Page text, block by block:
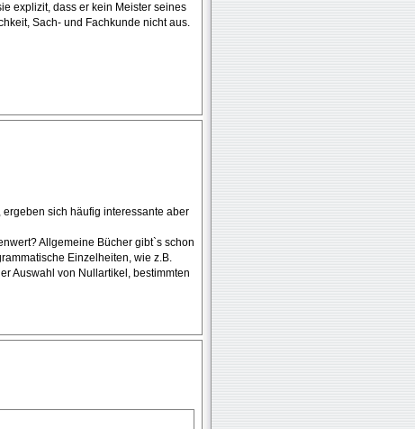
explizit, dass er kein Meister seines
Sach- und Fachkunde nicht aus.
sich häufig interessante aber
Allgemeine Bücher gibt`s schon
Einzelheiten, wie z.B.
Auswahl von Nullartikel, bestimmten